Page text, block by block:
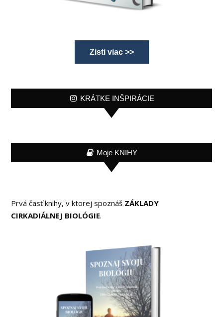
Zisti viac >>
KRÁTKE INŠPIRÁCIE
Moje KNIHY
Prvá časť knihy, v ktorej spoznáš ZÁKLADY
CIRKADIÁLNEJ BIOLÓGIE.